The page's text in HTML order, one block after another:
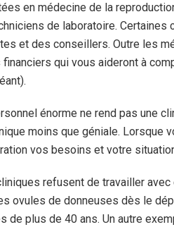
en médecine de la
de laboratoire.
et des conseillers. Outre les
qui vous aideront à
énorme ne rend pas une
moins que géniale. Lorsque
vos besoins et votre
refusent de travailler
ovules de donneuses dès le
de plus de 40 ans. Un autre